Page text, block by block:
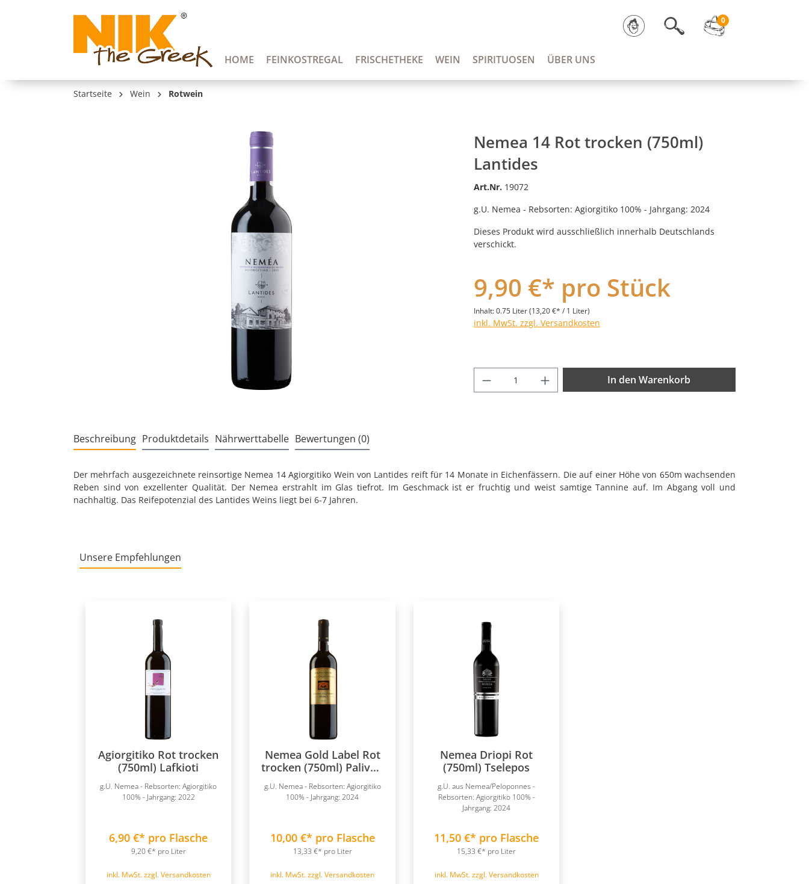
Zur Hauptnavigation springen
0
HOME FEINKOSTREGAL FRISCHETHEKE WEIN SPIRITUOSEN ÜBER UNS
Startseite Wein Rotwein
Nemea 14 Rot trocken (750ml)
Lantides
Art.Nr. 19072
g.U. Nemea - Rebsorten: Agiorgitiko 100% - Jahrgang: 2024
Dieses Produkt wird ausschließlich innerhalb Deutschlands
verschickt.
9,90 €* pro Stück
Inhalt:0.75 Liter(13,20 €* / 1 Liter)
inkl. MwSt. zzgl. Versandkosten
Produkt Anzahl: Gib den gewünschten Wert ein
In den Warenkorb
Beschreibung Produktdetails Nährwerttabelle Bewertungen (0)
Der mehrfach ausgezeichnete reinsortige Nemea 14 Agiorgitiko Wein von Lantides reift für 14 Monate in Eichenfässern. Die auf einer Höhe von 650m wachsenden
Reben sind von exzellenter Qualität. Der Nemea erstrahlt im Glas tiefrot. Im Geschmack ist er fruchtig und weist samtige Tannine auf. Im Abgang voll und
nachhaltig. Das Reifepotenzial des Lantides Weins liegt bei 6-7 Jahren.
Unsere Empfehlungen
Agiorgitiko Rot trocken
(750ml) Lafkioti
g.U. Nemea - Rebsorten: Agiorgitiko
100% - Jahrgang: 2022
6,90 €* pro Flasche
9,20 €* pro Liter
inkl. MwSt. zzgl. Versandkosten
Nemea Gold Label Rot
trocken (750ml) Palivou
Estate
g.U. Nemea - Rebsorten: Agiorgitiko
100% - Jahrgang: 2024
10,00 €* pro Flasche
13,33 €* pro Liter
inkl. MwSt. zzgl. Versandkosten
Nemea Driopi Rot
(750ml) Tselepos
g.U. aus Nemea/Peloponnes -
Rebsorten: Agiorgitiko 100% -
Jahrgang: 2024
11,50 €* pro Flasche
15,33 €* pro Liter
inkl. MwSt. zzgl. Versandkosten